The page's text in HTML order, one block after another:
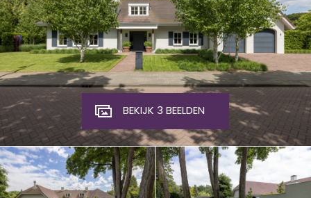
BEKIJK 3 BEELDEN